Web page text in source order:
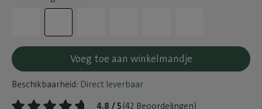
Voeg toe aan winkelmandje
Beschikbaarheid: Direct leverbaar
4.8 / 5 (42 Beoordelingen)